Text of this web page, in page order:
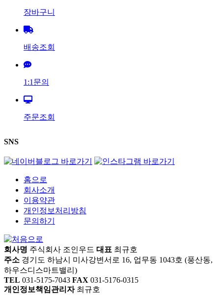
장바구니
배송조회
1:1문의
주문조회
SNS
홈으로
회사소개
이용약관
개인정보처리방침
문의하기
회사명 주식회사 조인우드 대표 최규호
주소 경기도 하남시 미사강변서로 16, 업무동 1043호 (풍산동,
하우스디스마트밸리)
TEL 031-5175-7043 FAX 031-5176-0315
개인정보책임관리자최규호